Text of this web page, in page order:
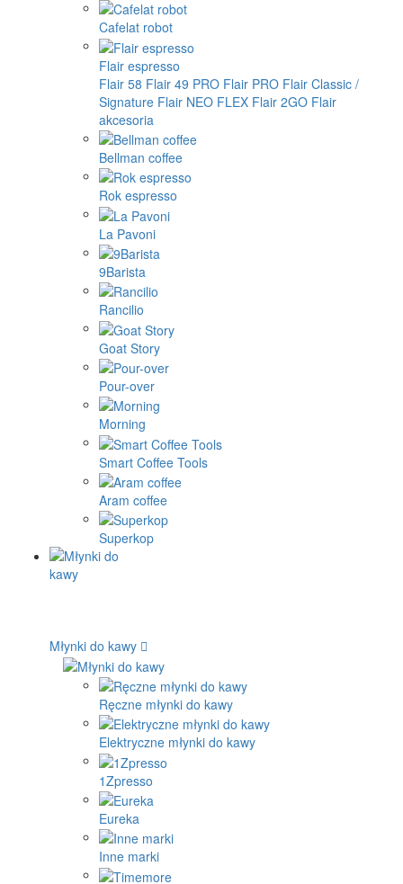
Cafelat robot
Flair espresso
Flair 58 Flair 49 PRO Flair PRO Flair Classic /
Signature Flair NEO FLEX Flair 2GO Flair
akcesoria
Bellman coffee
Rok espresso
La Pavoni
9Barista
Rancilio
Goat Story
Pour-over
Morning
Smart Coffee Tools
Aram coffee
Superkop
Młynki do kawy
Ręczne młynki do kawy
Elektryczne młynki do kawy
1Zpresso
Eureka
Inne marki